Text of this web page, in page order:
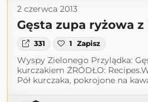
2 czerwca 2013
Gęsta zupa ryżowa
331 1 Zapisz
Wyspy Zielonego Przylądka:
kurczakiem ŹRÓDŁO:
Pół kurczaka, pokrojone na